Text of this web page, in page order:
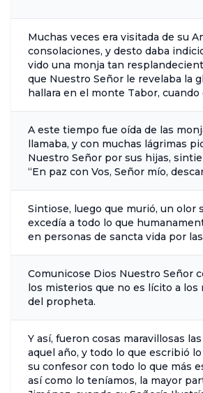
Muchas veces era visitada de su
consolaciones, y desto daba
vido una monja tan
que Nuestro Señor le revelaba la
hallara en el monte Tabor,
A este tiempo fue oída de las
llamaba, y con muchas lágrimas
Nuestro Señor por sus hijas,
“En paz con Vos, Señor mío,
Sintiose, luego que murió, un olor
excedía a todo lo que
en personas de sancta vida por
Comunicose Dios Nuestro Señor
los misterios que no es lícito a
del propheta.
Y así, fueron cosas maravillosas
aquel año, y todo lo que escribió
su confesor con todo lo que más
así como lo teníamos, la mayor